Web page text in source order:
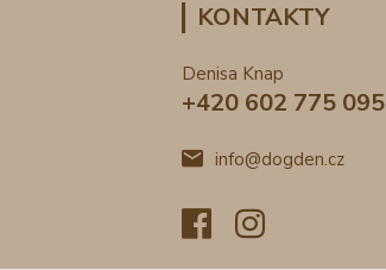
KONTAKTY
Denisa Knap
+420 602 775 095
info@dogden.cz